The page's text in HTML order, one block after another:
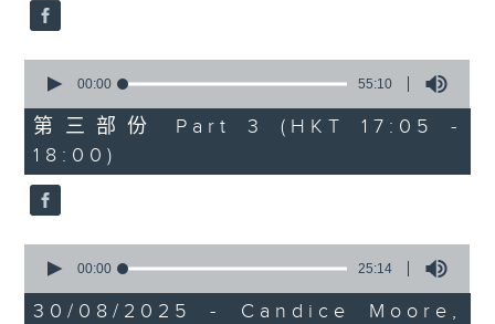
seconds
55
minutes,
10
seconds
00:00 55:10
第三部份 Part 3 (HKT 17:05 -
18:00)
seconds
25
00:00 25:14
30/08/2025 - Candice Moore,